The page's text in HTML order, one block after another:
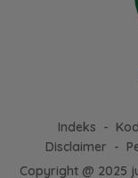
Indeks
Disclaimer
Copyright @ 2025